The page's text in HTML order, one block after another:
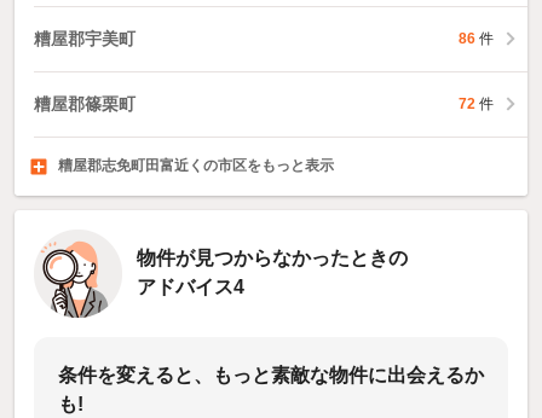
糟屋郡宇美町 86 件
糟屋郡篠栗町 72 件
糟屋郡須惠町74件
糟屋郡新宮町143件
糟屋郡久山町10件
糟屋郡志免町田富近くの市区をもっと表示
物件が見つからなかったときの
アドバイス4
条件を変えると、もっと素敵な物件に出会えるか
も!